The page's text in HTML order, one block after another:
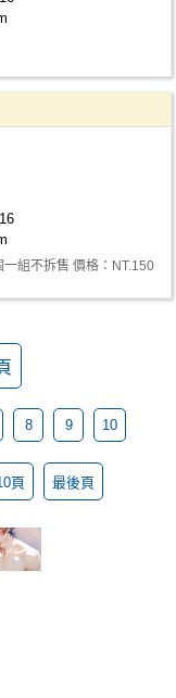
組不拆售 價格：NT.150
8 9 10
頁 最後頁